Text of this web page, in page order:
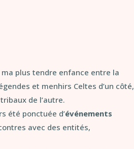
ma plus tendre enfance entre la
et menhirs Celtes d’un côté,
de l’autre.
été ponctuée d’événements
avec des entités,